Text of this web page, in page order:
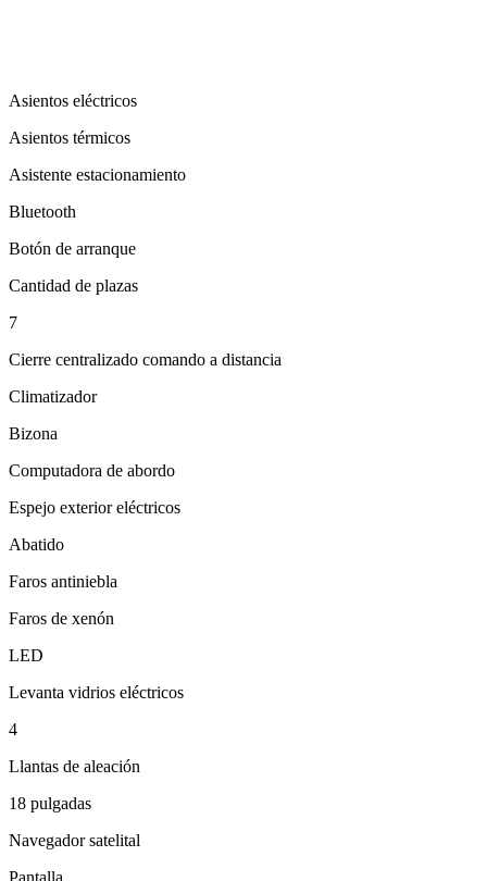
Asientos eléctricos
Asientos térmicos
Asistente estacionamiento
Bluetooth
Botón de arranque
Cantidad de plazas
7
Cierre centralizado comando a distancia
Climatizador
Bizona
Computadora de abordo
Espejo exterior eléctricos
Abatido
Faros antiniebla
Faros de xenón
LED
Levanta vidrios eléctricos
4
Llantas de aleación
18 pulgadas
Navegador satelital
Pantalla